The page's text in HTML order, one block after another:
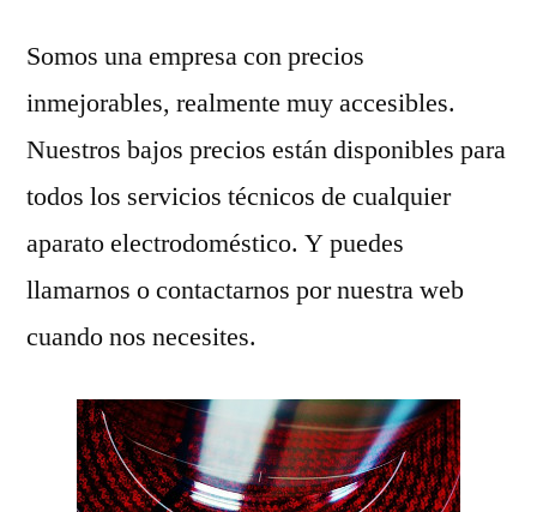
Somos una empresa con precios
inmejorables, realmente muy accesibles.
Nuestros bajos precios están disponibles para
todos los servicios técnicos de cualquier
aparato electrodoméstico. Y puedes
llamarnos o contactarnos por nuestra web
cuando nos necesites.